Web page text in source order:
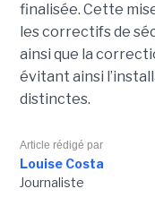
finalisée. Cette
les correctifs de
ainsi que la
évitant ainsi
distinctes.
Article rédigé par
Louise Costa
Journaliste